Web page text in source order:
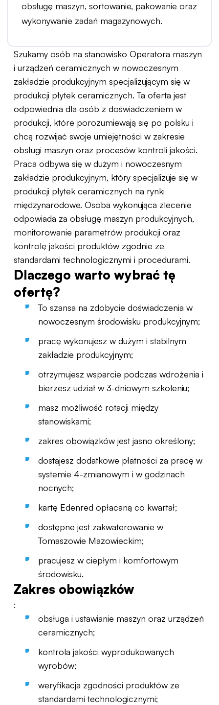
obsługę maszyn, sortowanie, pakowanie oraz
wykonywanie zadań magazynowych.
Szukamy osób na stanowisko Operatora maszyn
i urządzeń ceramicznych w nowoczesnym
zakładzie produkcyjnym specjalizującym się w
produkcji płytek ceramicznych. Ta oferta jest
odpowiednia dla osób z doświadczeniem w
produkcji, które porozumiewają się po polsku i
chcą rozwijać swoje umiejętności w zakresie
obsługi maszyn oraz procesów kontroli jakości.
Praca odbywa się w dużym i nowoczesnym
zakładzie produkcyjnym, który specjalizuje się w
produkcji płytek ceramicznych na rynki
międzynarodowe. Osoba wykonująca zlecenie
odpowiada za obsługę maszyn produkcyjnych,
monitorowanie parametrów produkcji oraz
kontrolę jakości produktów zgodnie ze
standardami technologicznymi i procedurami.
Dlaczego warto wybrać tę
ofertę?
To szansa na zdobycie doświadczenia w
nowoczesnym środowisku produkcyjnym;
pracę wykonujesz w dużym i stabilnym
zakładzie produkcyjnym;
otrzymujesz wsparcie podczas wdrożenia i
bierzesz udział w 3-dniowym szkoleniu;
masz możliwość rotacji między
stanowiskami;
zakres obowiązków jest jasno określony;
dostajesz dodatkowe płatności za pracę w
systemie 4-zmianowym i w godzinach
nocnych;
kartę Edenred opłacaną co kwartał;
dostępne jest zakwaterowanie w
Tomaszowie Mazowieckim;
pracujesz w ciepłym i komfortowym
środowisku.
Zakres obowiązków
:
obsługa i ustawianie maszyn oraz urządzeń
ceramicznych;
kontrola jakości wyprodukowanych
wyrobów;
weryfikacja zgodności produktów ze
standardami technologicznymi;